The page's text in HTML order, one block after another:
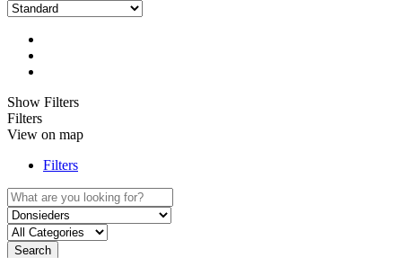
Show Filters
Filters
View on map
Filters
Search